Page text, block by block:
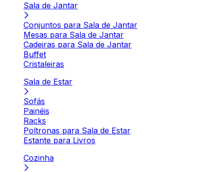
Sala de Jantar
Conjuntos para Sala de Jantar
Mesas para Sala de Jantar
Cadeiras para Sala de Jantar
Buffet
Cristaleiras
Sala de Estar
Sofás
Painéis
Racks
Poltronas para Sala de Estar
Estante para Livros
Cozinha